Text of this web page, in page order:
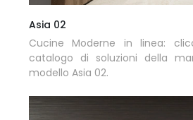
Asia 02
Cucine Moderne in linea:
catalogo di soluzioni della
modello Asia 02.